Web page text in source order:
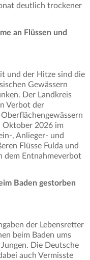
deutlich trockener
an Flüssen und
und der Hitze sind die
Gewässern
Der Landkreis
Verbot der
Oktober 2026 im
, Anlieger- und
Flüsse Fulda und
dem Entnahmeverbot
Baden gestorben
der Lebensretter
beim Baden ums
Die Deutsche
auch Vermisste